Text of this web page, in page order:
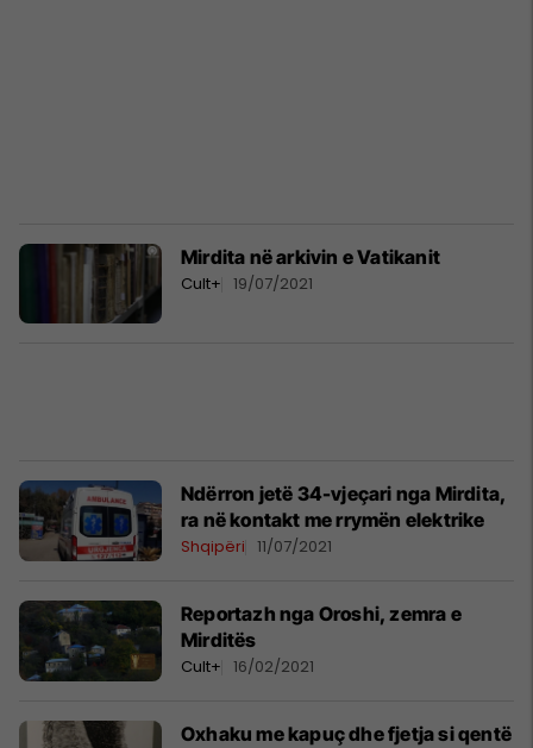
Mirdita në arkivin e Vatikanit
Cult+ 19/07/2021
Ndërron jetë 34-vjeçari nga Mirdita,
ra në kontakt me rrymën elektrike
Shqipëri 11/07/2021
Reportazh nga Oroshi, zemra e
Mirditës
Cult+ 16/02/2021
Oxhaku me kapuç dhe fjetja si qentë